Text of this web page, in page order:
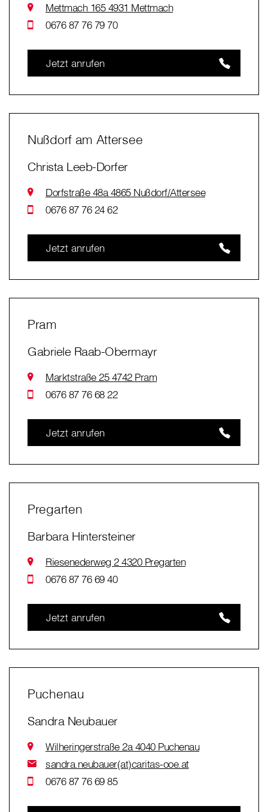
Mettmach 165 4931 Mettmach
0676 87 76 79 70
Jetzt anrufen
Nußdorf am Attersee
Christa Leeb-Dorfer
Dorfstraße 48a 4865 Nußdorf/Attersee
0676 87 76 24 62
Jetzt anrufen
Pram
Gabriele Raab-Obermayr
Marktstraße 25 4742 Pram
0676 87 76 68 22
Jetzt anrufen
Pregarten
Barbara Hintersteiner
Riesenederweg 2 4320 Pregarten
0676 87 76 69 40
Jetzt anrufen
Puchenau
Sandra Neubauer
Wilheringerstraße 2a 4040 Puchenau
sandra.neubauer(at)caritas-ooe.at
0676 87 76 69 85